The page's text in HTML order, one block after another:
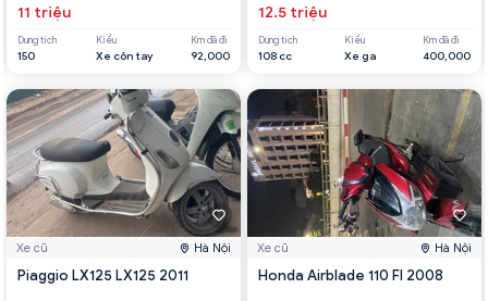
11 triệu
Dung tích
150
Kiểu
Xe côn tay
Km đã đi
92,000
Xe cũ Hà Nội
Piaggio LX125 LX125 2011
12.5 triệu
Dung tích
108 cc
Kiểu
Xe ga
Km đã đi
400,000
Xe cũ Hà Nội
Honda Airblade 110 FI 2008